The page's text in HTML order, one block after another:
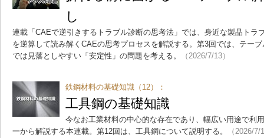
し
連載「CAEで逆引きするトラブル診断の思考法」では、身近な製品トラ
を逆算して読み解くCAEの思考プロセスを解説する。第3回では、テー
では見落としやすい「安定性」の問題を考える。
（2026/7/13）
鉄鋼材料の基礎知識（12）：
工具鋼の基礎知識
今なお工業材料の中心的な存在であり、幅広い用途で利
一から解説する本連載。第12回は、工具鋼について説明する。
（2026/7/